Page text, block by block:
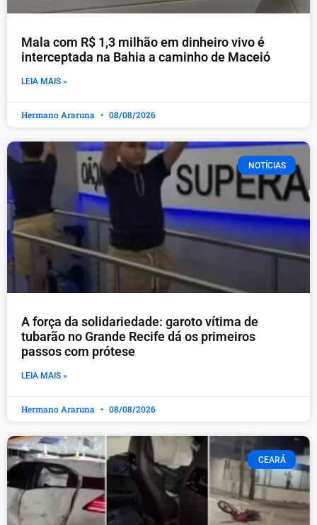
Mala com R$ 1,3 milhão em dinheiro vivo é
interceptada na Bahia a caminho de Maceió
LEIA MAIS »
Hermano Araruna 08/08/2026
NOTÍCIAS
A força da solidariedade: garoto vítima de
tubarão no Grande Recife dá os primeiros
passos com prótese
LEIA MAIS »
Hermano Araruna 08/08/2026
CEARÁ